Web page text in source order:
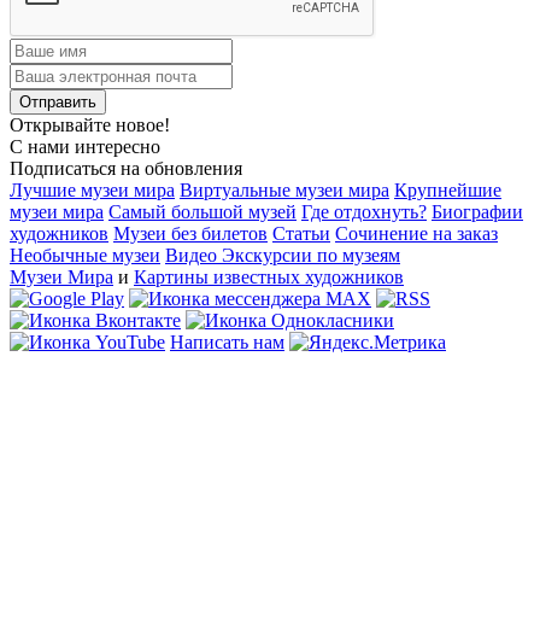
Открывайте новое!
С нами интересно
Подписаться на обновления
Лучшие музеи мира Виртуальные музеи мира Крупнейшие
музеи мира Самый большой музей Где отдохнуть? Биографии
художников Музеи без билетов Статьи Сочинение на заказ
Необычные музеи Видео Экскурсии по музеям
Музеи Мира и Картины известных художников
Написать нам